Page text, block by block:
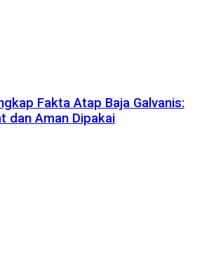
Fakta Atap Baja Galvanis:
dan Aman Dipakai